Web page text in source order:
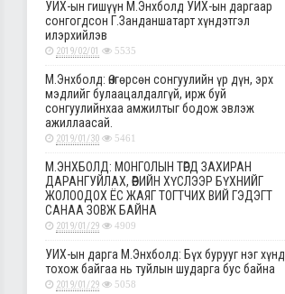
УИХ-ын гишүүн М.Энхболд УИХ-ын даргаар
сонгогдсон Г.Занданшатарт хүндэтгэл
илэрхийлэв
2019/02/01 5535
М.Энхболд: Өнгөрсөн сонгуулийн үр дүн, эрх
мэдлийг булаацалдалгүй, ирж буй
сонгуулийнхаа амжилтыг бодож эвлэж
ажиллаасай.
2019/01/30 5461
М.ЭНХБОЛД: МОНГОЛЫН ТӨРД ЗАХИРАН
ДАРАНГУЙЛАХ, ӨӨРИЙН ХҮСЛЭЭР БҮХНИЙГ
ЖОЛООДОХ ЁС ЖАЯГ ТОГТЧИХ ВИЙ ГЭДЭГТ
САНАА ЗОВЖ БАЙНА
2019/01/29 4909
УИХ-ын дарга М.Энхболд: Бүх бурууг нэг хүнд
тохож байгаа нь туйлын шударга бус байна
2019/01/29 5058